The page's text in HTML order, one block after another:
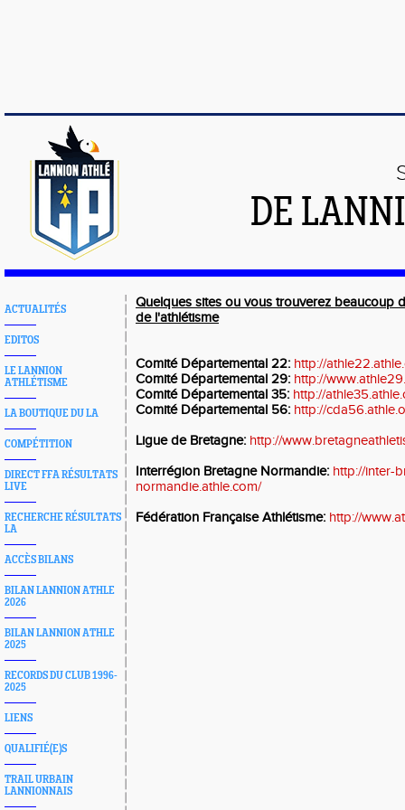
DE
ACTUALITÉS
EDITOS
LE LANNION
ATHLÉTISME
LA BOUTIQUE DU LA
COMPÉTITION
DIRECT FFA RÉSULTATS
LIVE
RECHERCHE RÉSULTATS
LA
ACCÈS BILANS
BILAN LANNION ATHLE
2026
BILAN LANNION ATHLE
2025
RECORDS DU CLUB 1996-
2025
LIENS
QUALIFIÉ(E)S
TRAIL URBAIN
LANNIONNAIS
Quelques sites ou vous trouverez beaucoup
de l'athlétisme
Comité Départemental 22: http://
Comité Départemental 29: http://
Comité Départemental 35: http://
Comité Départemental 56: http://
Ligue de Bretagne: http://
Interrégion Bretagne Normandie: http://inter-
normandie.athle.com/
Fédération Française Athlétisme: http://